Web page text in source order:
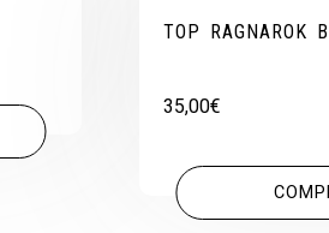
TOP RAGNAROK
35,00€